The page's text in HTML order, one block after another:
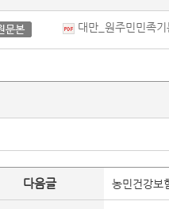
대만_원주민민족
다음글 농민건강보